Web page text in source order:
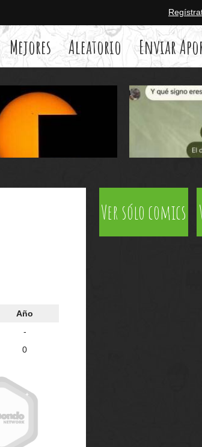
Mejores Aleatorio Enviar
Año
-
0
Ver sólo comics